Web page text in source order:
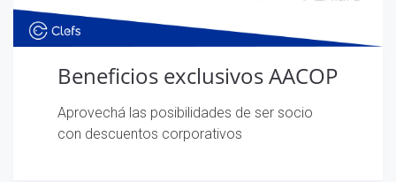
Beneficios exclusivos AACOP
Aprovechá las posibilidades de ser socio
con descuentos corporativos